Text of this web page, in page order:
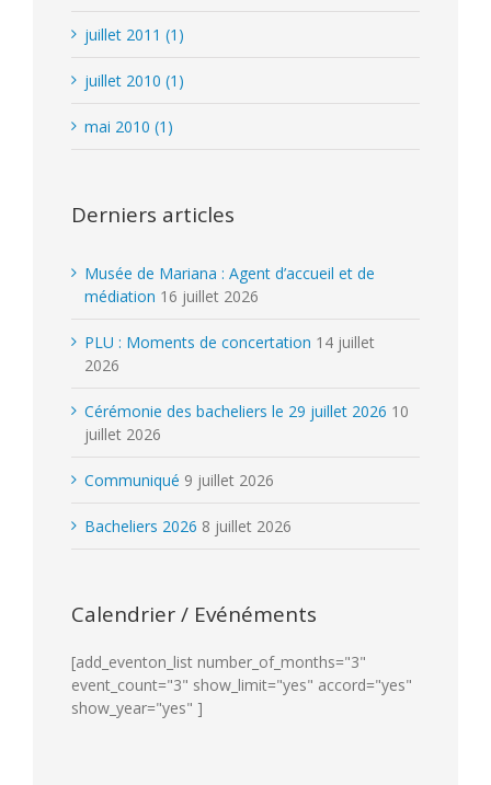
juillet 2011 (1)
juillet 2010 (1)
mai 2010 (1)
Derniers articles
Musée de Mariana : Agent d’accueil et de
médiation 16 juillet 2026
PLU : Moments de concertation 14 juillet
2026
Cérémonie des bacheliers le 29 juillet 2026 10
juillet 2026
Communiqué 9 juillet 2026
Bacheliers 2026 8 juillet 2026
Calendrier / Evénéments
[add_eventon_list number_of_months="3"
event_count="3" show_limit="yes" accord="yes"
show_year="yes" ]